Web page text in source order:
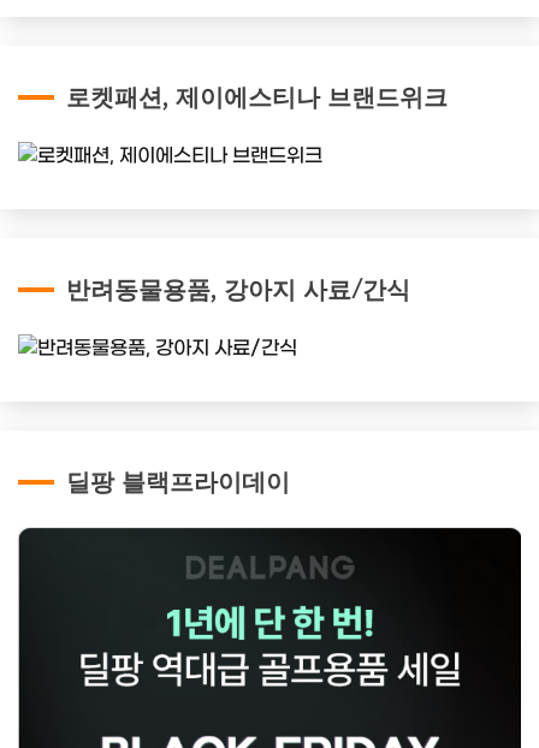
로켓패션, 제이에스티나 브랜드위크
반려동물용품, 강아지 사료/간식
딜팡 블랙프라이데이